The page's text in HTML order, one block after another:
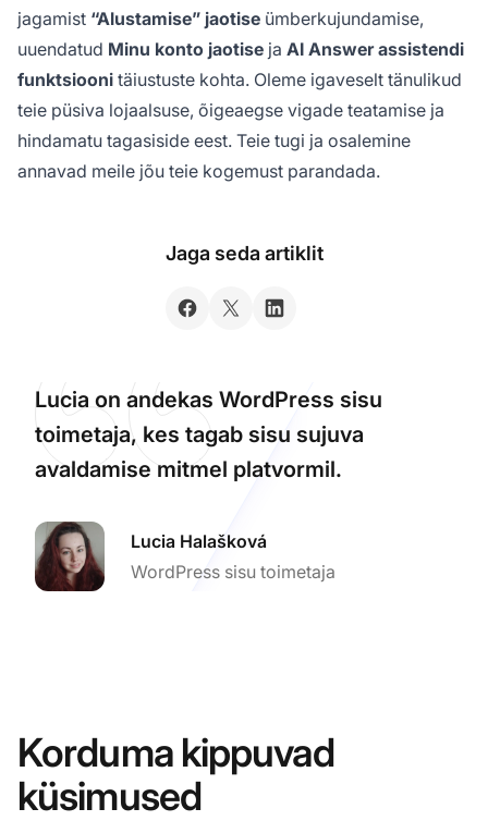
jagamist “Alustamise” jaotise ümberkujundamise,
uuendatud Minu konto jaotise ja AI Answer assistendi
funktsiooni täiustuste kohta. Oleme igaveselt tänulikud
teie püsiva lojaalsuse, õigeaegse vigade teatamise ja
hindamatu tagasiside eest. Teie tugi ja osalemine
annavad meile jõu teie kogemust parandada.
Jaga seda artiklit
Lucia on andekas WordPress sisu
toimetaja, kes tagab sisu sujuva
avaldamise mitmel platvormil.
Lucia Halašková
WordPress sisu toimetaja
Korduma kippuvad
küsimused